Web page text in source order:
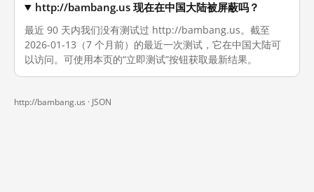
http://bambang.us 现在在中国大陆被屏蔽吗？
最近 90 天内我们没有测试过 http://bambang.us。截至
2026-01-13（7 个月前）的最近一次测试，它在中国大陆可
以访问。可使用本页的“立即测试”按钮获取最新结果。
http://bambang.us · JSON